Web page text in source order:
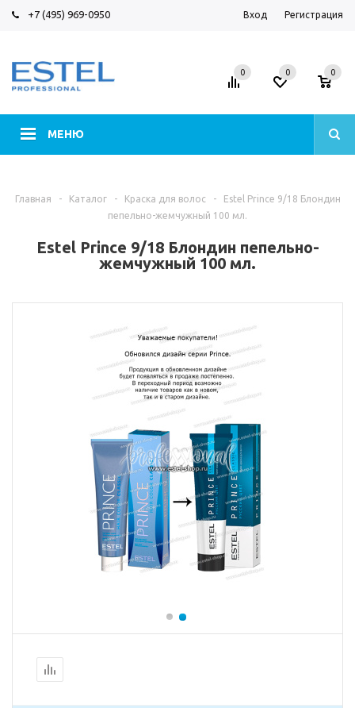
+7 (495) 969-0950 Вход Регистрация
МЕНЮ
0 0 0
Главная - Каталог - Краска для волос -
Estel Prince 9/18 Блондин
пепельно-жемчужный 100 мл.
Estel Prince 9/18 Блондин пепельно-
жемчужный 100 мл.